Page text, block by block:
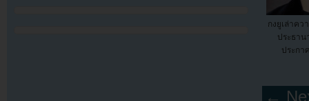
กงยูเล่าคว
ประธาน
ประกา
←